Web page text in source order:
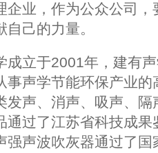
企业，作为公众公司
己的力量。
成立于2001年，建有
事声学节能环保产业
发声、消声、吸声、
通过了江苏省科技成
强声波吹灰器通过了